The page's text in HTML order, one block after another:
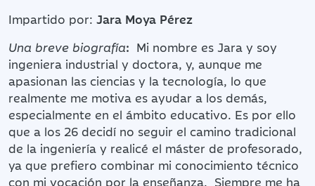
Impartido por: Jara Moya Pérez
Una breve biografía: Mi nombre es Jara y soy
ingeniera industrial y doctora, y, aunque me
apasionan las ciencias y la tecnología, lo que
realmente me motiva es ayudar a los demás,
especialmente en el ámbito educativo. Es por ello
que a los 26 decidí no seguir el camino tradicional
de la ingeniería y realicé el máster de profesorado,
ya que prefiero combinar mi conocimiento técnico
con mi vocación por la enseñanza. Siempre me ha